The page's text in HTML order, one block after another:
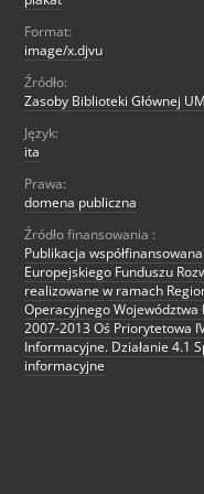
Format:
image/x.djvu
Źródło:
Zasoby Biblioteki Głównej
Język:
ita
Prawa:
domena publiczna
Źródło finansowania :
Publikacja
Europejskiego Funduszu
realizowane w ramach
Operacyjnego Województwa
2007-2013 Oś Priorytetowa
Informacyjne. Działanie 4.1
informacyjne